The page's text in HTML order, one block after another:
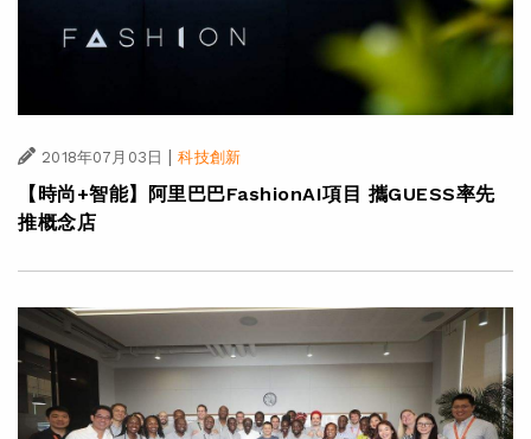
2018年07月03日 | 科技創新
【時尚+智能】阿里巴巴FashionAI項目 攜GUESS率先
推概念店